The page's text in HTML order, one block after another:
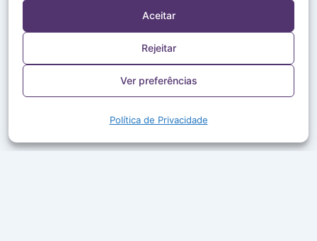
Aceitar
Rejeitar
Ver preferências
Política de Privacidade